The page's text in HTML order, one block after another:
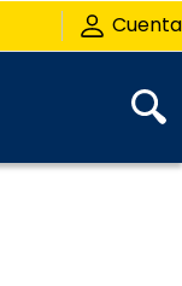
Cuenta